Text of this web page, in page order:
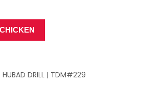
HUBAD DRILL | TDM#229